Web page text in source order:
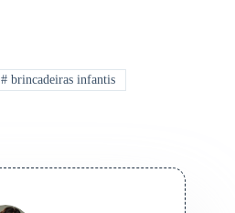
#brincadeiras infantis